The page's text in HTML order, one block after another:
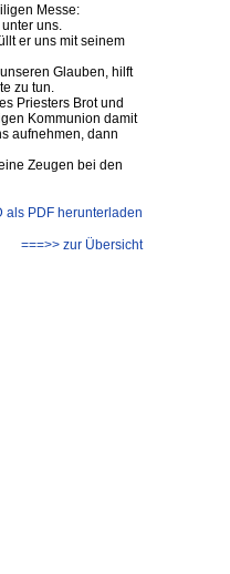
Messe:
uns.
er uns mit seinem
Glauben, hilft
zu tun.
Priesters Brot und
Kommunion damit
aufnehmen, dann
Zeugen bei den
als PDF herunterladen
===>> zur Übersicht